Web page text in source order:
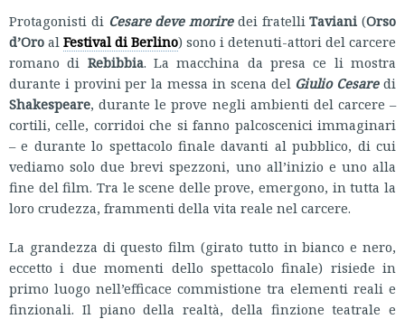
Protagonisti di Cesare deve morire dei fratelliTaviani (Orso
d’Oro al Festival di Berlino) sono i detenuti-attori del carcere
romano di Rebibbia. La macchina da presa ce li mostra
durante i provini per la messa in scena del Giulio Cesaredi
Shakespeare, durante le prove negli ambienti del carcere –
cortili, celle, corridoi che si fanno palcoscenici immaginari
– e durante lo spettacolo finale davanti al pubblico, di cui
vediamo solo due brevi spezzoni, uno all’inizio e uno alla
fine del film. Tra le scene delle prove, emergono, in tutta la
loro crudezza, frammenti della vita reale nel carcere.
La grandezza di questo film (girato tutto in bianco e nero,
eccetto i due momenti dello spettacolo finale) risiede in
primo luogo nell’efficace commistione tra elementi reali e
finzionali. Il piano della realtà, della finzione teatrale e